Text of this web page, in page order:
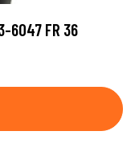
6047 FR 36